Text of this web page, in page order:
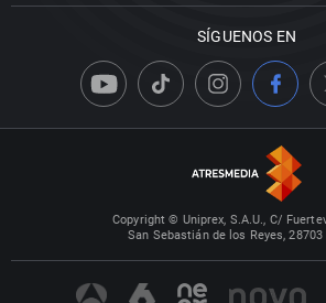
SÍGUENOS EN
Copyright © Uniprex, S.A.U., C/
San Sebastián de los Reyes,